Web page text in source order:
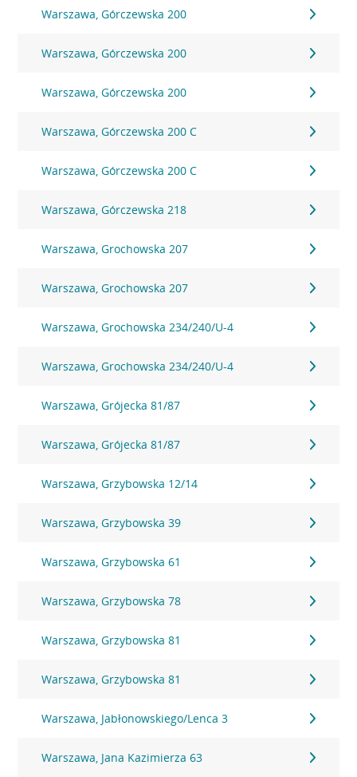
Warszawa, Górczewska 200
Warszawa, Górczewska 200
Warszawa, Górczewska 200
Warszawa, Górczewska 200 C
Warszawa, Górczewska 200 C
Warszawa, Górczewska 218
Warszawa, Grochowska 207
Warszawa, Grochowska 207
Warszawa, Grochowska 234/240/U-4
Warszawa, Grochowska 234/240/U-4
Warszawa, Grójecka 81/87
Warszawa, Grójecka 81/87
Warszawa, Grzybowska 12/14
Warszawa, Grzybowska 39
Warszawa, Grzybowska 61
Warszawa, Grzybowska 78
Warszawa, Grzybowska 81
Warszawa, Grzybowska 81
Warszawa, Jabłonowskiego/Lenca 3
Warszawa, Jana Kazimierza 63